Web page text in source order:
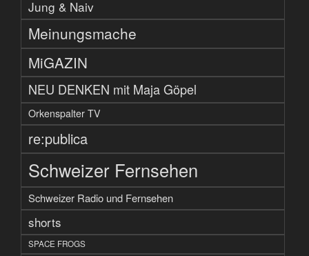
Jung & Naiv
Meinungsmache
MiGAZIN
NEU DENKEN mit Maja Göpel
Orkenspalter TV
re:publica
Schweizer Fernsehen
Schweizer Radio und Fernsehen
shorts
SPACE FROGS